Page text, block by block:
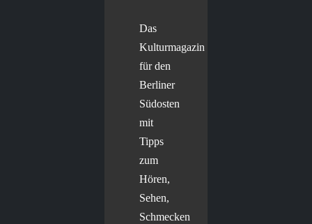
Das
Kulturmagazin
für den
Berliner
Südosten
mit
Tipps
zum
Hören,
Sehen,
Schmecken